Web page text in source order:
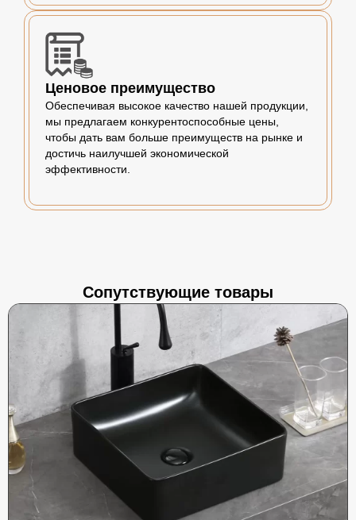
Ценовое преимущество
Обеспечивая высокое качество нашей продукции,
мы предлагаем конкурентоспособные цены,
чтобы дать вам больше преимуществ на рынке и
достичь наилучшей экономической
эффективности.
Сопутствующие товары